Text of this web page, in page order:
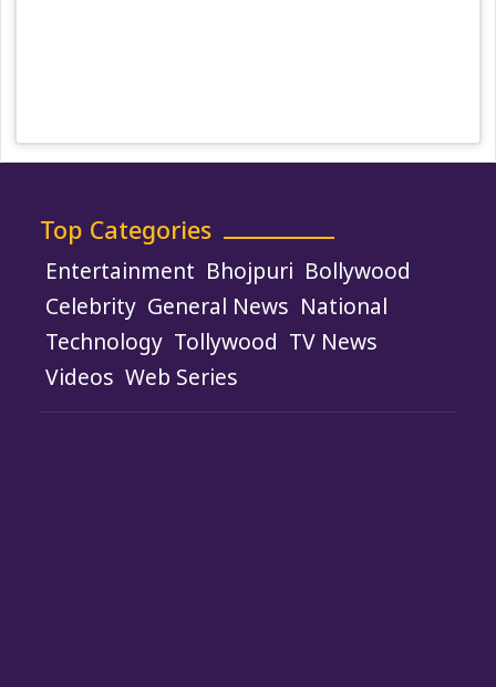
Top Categories
Entertainment Bhojpuri Bollywood
Celebrity General News National
Technology Tollywood TV News
Videos Web Series